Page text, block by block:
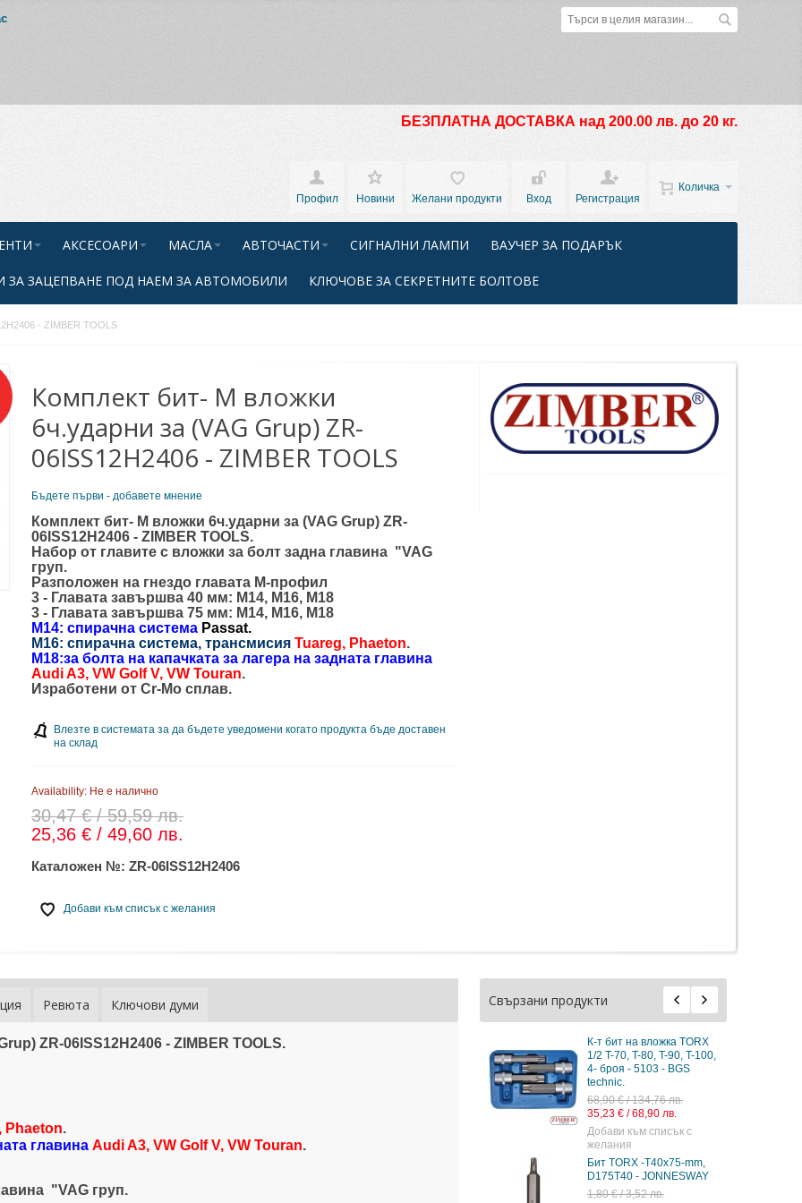
БЕЗПЛАТНА ДОСТАВКА над 200.00 лв. до 20 кг.
Количка
Профил
Новини Желани продукти Вход Регистрация
АКСЕСОАРИ МАСЛА АВТОЧАСТИ СИГНАЛНИ ЛАМПИ ВАУЧЕР ЗА ПОДАРЪК
ЗА ЗАЦЕПВАНЕ ПОД НАЕМ ЗА АВТОМОБИЛИ КЛЮЧОВЕ ЗА СЕКРЕТНИТЕ БОЛТОВЕ
- ZIMBER TOOLS
Комплект бит- M вложки
6ч.ударни за (VAG Grup) ZR-
06ISS12H2406 - ZIMBER TOOLS
Бъдете първи - добавете мнение
Комплект бит- M вложки 6ч.ударни за (VAG Grup) ZR-
06ISS12H2406 - ZIMBER TOOLS.
Набор от главите с вложки за болт задна главина "VAG
груп.
Разположен на гнездо главата M-профил
3 - Главата завършва 40 мм: M14, M16, M18
3 - Главата завършва 75 мм: M14, M16, M18
M14: спирачна система Passat.
M16: спирачна система, трансмисия Tuareg, Phaeton.
M18:за болта на капачката за лагера на задната главина
Audi A3, VW Golf V, VW Touran.
Изработени от Cr-Mo сплав.
Влезте в системата за да бъдете уведомени когато продукта бъде доставен
на склад
Availability: Не е налично
30,47 € / 59,59 лв.
25,36 € / 49,60 лв.
Каталожен №:ZR-06ISS12H2406
Добави към списък с желания
Ревюта Ключови думи
ZR-06ISS12H2406 - ZIMBER TOOLS.
Phaeton.
главина Audi A3, VW Golf V, VW Touran.
"VAG груп.
Свързани продукти
К-т бит на вложка TORX
1/2 T-70, T-80, T-90, T-100,
4- броя - 5103 - BGS
technic.
68,90 € / 134,76 лв.
35,23 € / 68,90 лв.
Добави към списък с
желания
Бит TORX -Т40х75-mm,
D175T40 - JONNESWAY
1,80 € / 3,52 лв.